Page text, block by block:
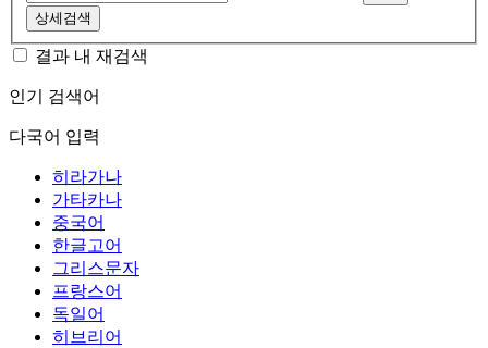
상세검색
결과 내 재검색
인기 검색어
다국어 입력
히라가나
가타카나
중국어
한글고어
그리스문자
프랑스어
독일어
히브리어